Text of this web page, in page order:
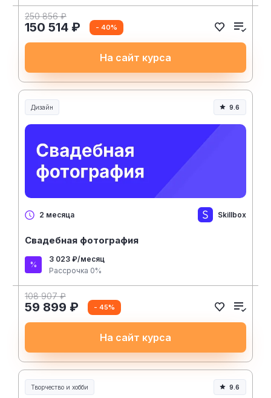
250 856 ₽
150 514 ₽ - 40%
На сайт курса
Дизайн 9.6
2 месяца Skillbox
Свадебная фотография
3 023 ₽/месяц
Рассрочка 0%
108 907 ₽
59 899 ₽ - 45%
На сайт курса
Творчество и хобби
Творчество, контент и хобби
9.6